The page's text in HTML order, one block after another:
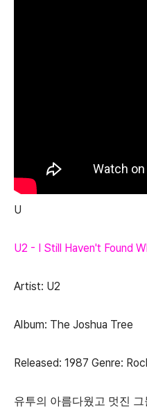
U
U2 - I Still Haven't Found
Artist: U2
Album: The Joshua Tree
Released: 1987 Genre:
유투의 아름다웠고 멋진